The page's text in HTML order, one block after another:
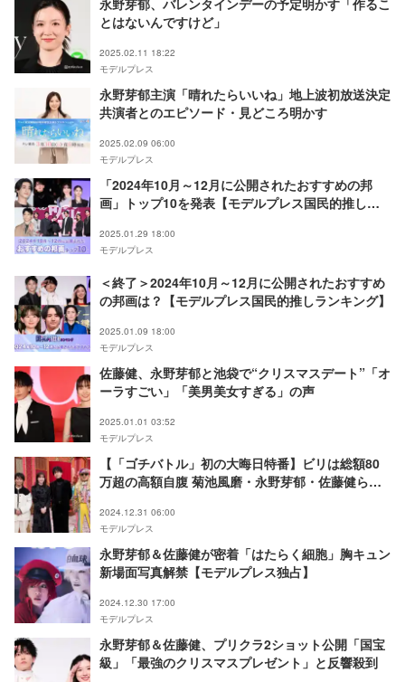
とはないんですけど」
2025.02.11 18:22
モデルプレス
永野芽郁主演「晴れたらいいね」地上波初放送決定
共演者とのエピソード・見どころ明かす
2025.02.09 06:00
モデルプレス
「2024年10月～12月に公開されたおすすめの邦
画」トップ10を発表【モデルプレス国民的推しラ
2025.01.29 18:00
モデルプレス
＜終了＞2024年10月～12月に公開されたおすすめ
の邦画は？【モデルプレス国民的推しランキング】
2025.01.09 18:00
モデルプレス
佐藤健、永野芽郁と池袋で“クリスマスデート”「オ
ーラすごい」「美男美女すぎる」の声
2025.01.01 03:52
モデルプレス
【「ゴチバトル」初の大晦日特番】ビリは総額80
万超の高額自腹 菊池風磨・永野芽郁・佐藤健らス
2024.12.31 06:00
モデルプレス
永野芽郁＆佐藤健が密着「はたらく細胞」胸キュン
新場面写真解禁【モデルプレス独占】
2024.12.30 17:00
モデルプレス
永野芽郁＆佐藤健、プリクラ2ショット公開「国宝
級」「最強のクリスマスプレゼント」と反響殺到